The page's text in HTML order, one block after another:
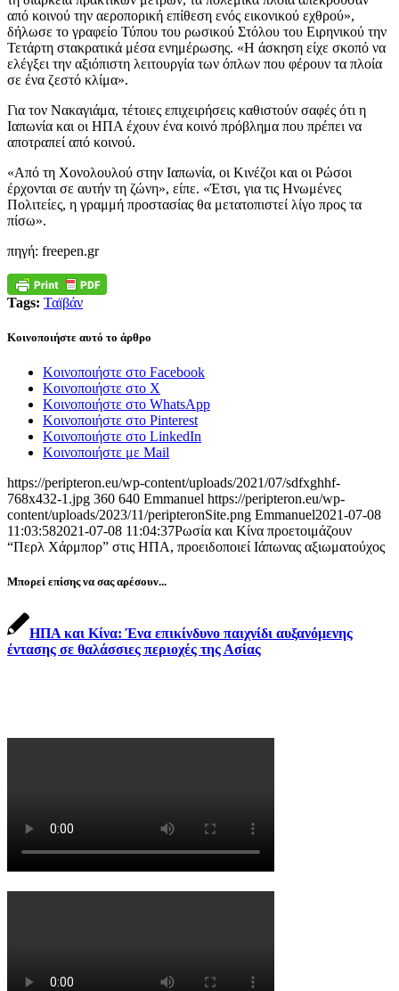
από κοινού την αεροπορική επίθεση ενός εικονικού εχθρού»,
δήλωσε το γραφείο Τύπου του ρωσικού Στόλου του Ειρηνικού την
Τετάρτη στακρατικά μέσα ενημέρωσης. «Η άσκηση είχε σκοπό να
ελέγξει την αξιόπιστη λειτουργία των όπλων που φέρουν τα πλοία
σε ένα ζεστό κλίμα».
Για τον Νακαγιάμα, τέτοιες επιχειρήσεις καθιστούν σαφές ότι η
Ιαπωνία και οι ΗΠΑ έχουν ένα κοινό πρόβλημα που πρέπει να
αποτραπεί από κοινού.
«Από τη Χονολουλού στην Ιαπωνία, οι Κινέζοι και οι Ρώσοι
έρχονται σε αυτήν τη ζώνη», είπε. «Έτσι, για τις Ηνωμένες
Πολιτείες, η γραμμή προστασίας θα μετατοπιστεί λίγο προς τα
πίσω».
πηγή: freepen.gr
Tags: Ταϊβάν
Κοινοποιήστε αυτό το άρθρο
Κοινοποιήστε στο Facebook
Κοινοποιήστε στο X
Κοινοποιήστε στο WhatsApp
Κοινοποιήστε στο Pinterest
Κοινοποιήστε στο LinkedIn
Κοινοποιήστε με Mail
https://peripteron.eu/wp-content/uploads/2021/07/sdfxghhf-
768x432-1.jpg 360 640 Emmanuel https://peripteron.eu/wp-
content/uploads/2023/11/peripteronSite.png Emmanuel2021-07-08
11:03:582021-07-08 11:04:37Ρωσία και Κίνα προετοιμάζουν
“Περλ Χάρμπορ” στις ΗΠΑ, προειδοποιεί Ιάπωνας αξιωματούχος
Μπορεί επίσης να σας αρέσουν...
ΗΠΑ και Κίνα: Ένα επικίνδυνο παιχνίδι αυξανόμενης
έντασης σε θαλάσσιες περιοχές της Ασίας